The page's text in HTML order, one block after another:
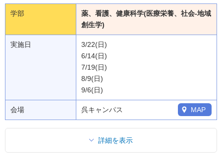
学部
薬、看護、健康科学(医療栄養、社会-地域
創生学)
実施日
3/22(日)
6/14(日)
7/19(日)
8/9(日)
9/6(日)
会場 呉キャンパス MAP
詳細を表示